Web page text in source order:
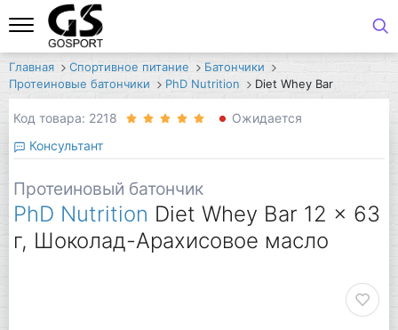
Главная Спортивное питание
Батончики
Протеиновые батончики
PhD Nutrition Diet Whey Bar
Код товара: 2218
Ожидается
Консультант
Протеиновый батончик
PhD Nutrition Diet Whey Bar 12 x 63
г, Шоколад-Арахисовое масло